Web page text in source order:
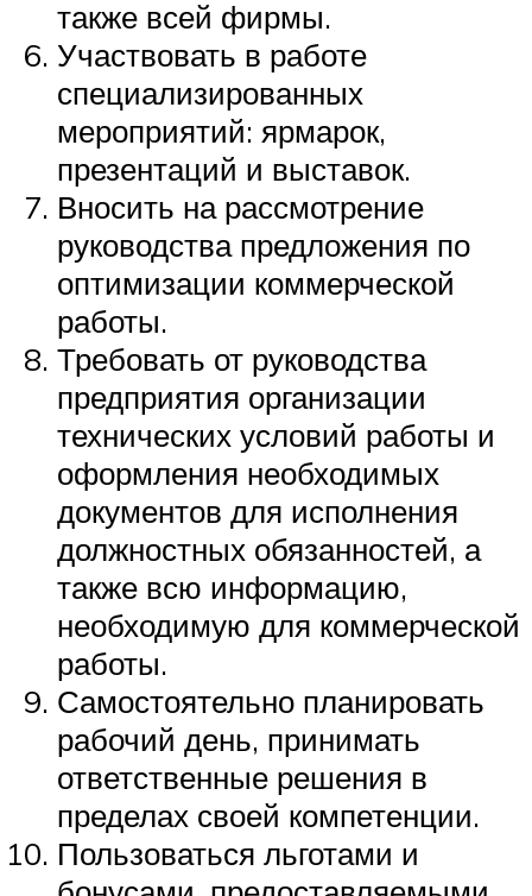
также всей фирмы.
Участвовать в работе
специализированных
мероприятий: ярмарок,
презентаций и выставок.
Вносить на рассмотрение
руководства предложения по
оптимизации коммерческой
работы.
Требовать от руководства
предприятия организации
технических условий работы и
оформления необходимых
документов для исполнения
должностных обязанностей, а
также всю информацию,
необходимую для коммерческой
работы.
Самостоятельно планировать
рабочий день, принимать
ответственные решения в
пределах своей компетенции.
Пользоваться льготами и